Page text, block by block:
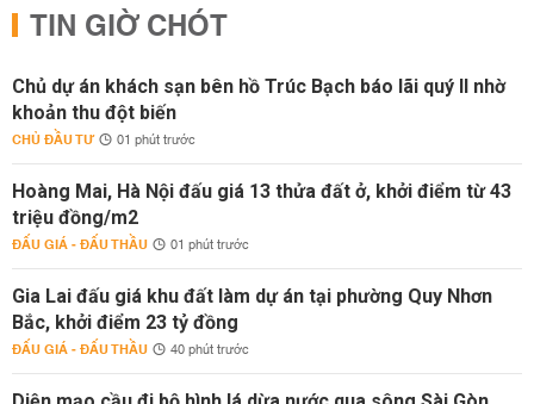
TIN GIỜ CHÓT
Chủ dự án khách sạn bên hồ Trúc Bạch báo lãi quý II nhờ
khoản thu đột biến
CHỦ ĐẦU TƯ 01 phút trước
Hoàng Mai, Hà Nội đấu giá 13 thửa đất ở, khởi điểm từ 43
triệu đồng/m2
ĐẤU GIÁ - ĐẤU THẦU 01 phút trước
Gia Lai đấu giá khu đất làm dự án tại phường Quy Nhơn
Bắc, khởi điểm 23 tỷ đồng
ĐẤU GIÁ - ĐẤU THẦU 40 phút trước